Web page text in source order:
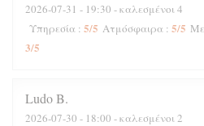
2026-07-31 - 19:30 - καλεσμένοι 4
Υπηρεσία : 5/5 Ατμόσφαιρα : 5/5
3/5
LudoB
2026-07-30 - 18:00 - καλεσμένοι 2